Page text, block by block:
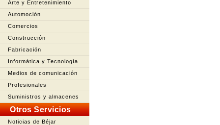
Arte y Entretenimiento
Automoción
Comercios
Construcción
Fabricación
Informática y Tecnología
Medios de comunicación
Profesionales
Suministros y almacenes
Otros Servicios
Noticias de Béjar